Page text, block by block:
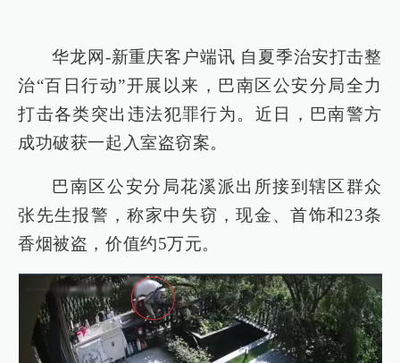
华龙网-新重庆客户端讯 自夏季治安打击整
治“百日行动”开展以来，巴南区公安分局全力
打击各类突出违法犯罪行为。近日，巴南警方
成功破获一起入室盗窃案。
巴南区公安分局花溪派出所接到辖区群众
张先生报警，称家中失窃，现金、首饰和23条
香烟被盗，价值约5万元。